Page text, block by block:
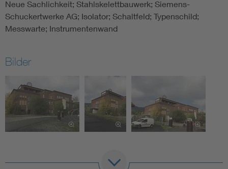
Neue Sachlichkeit; Stahlskelettbauwerk; Siemens-
Schuckertwerke AG; Isolator; Schaltfeld; Typenschild;
Messwarte; Instrumentenwand
Bilder